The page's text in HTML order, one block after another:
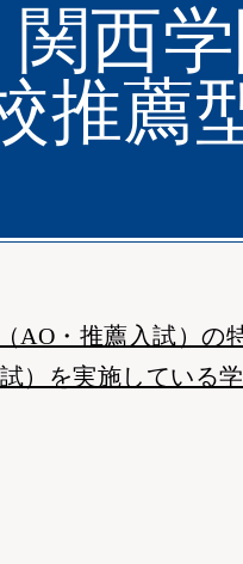
西
推薦
AO・推薦入試）の
）を実施している